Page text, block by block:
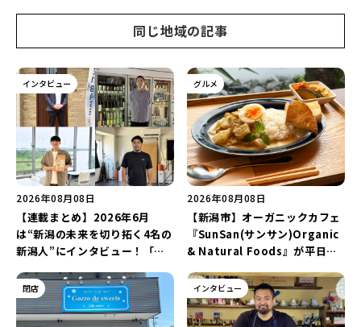
同じ地域の記事
インタビュー
2026年08月08日
【連載まとめ】2026年6月
は“新潟の未来を切り拓く4名の
新潟人”にインタビュー！「学
トグラファー」など要チェック
♪
グルメ
2026年08月08日
【新潟市】オーガニックカフェ
『SunSan(サンサン)Organic
& Natural Foods』が平日ラ
「抗酸化☆レモンチキンカレ
ー」と「美容と健康を考えたプ
レートランチ」を実食レポート
閉店 インタビュー